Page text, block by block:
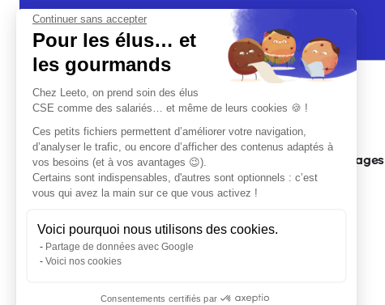
Plateforme CSE simplifiée, comptes pro et avantages
salariés
4,7/5(458 avis Google)
Continuer sans accepter
Pour les élus… et
les gourmands
Chez Leeto, on prend soin des élus
CSE comme des salariés… et même de leurs cookies 🍪 !
Ces petits fichiers permettent d’améliorer votre navigation,
d’analyser le trafic, ou encore d’afficher des contenus adaptés à
vos besoins (et à vos avantages 😉).
Certains sont indispensables, d'autres sont optionnels : c’est
vous qui avez la main sur ce que vous activez !
Voici pourquoi nous utilisons des cookies.
Partage de données avec Google
Voici nos cookies
Consentements certifiés par